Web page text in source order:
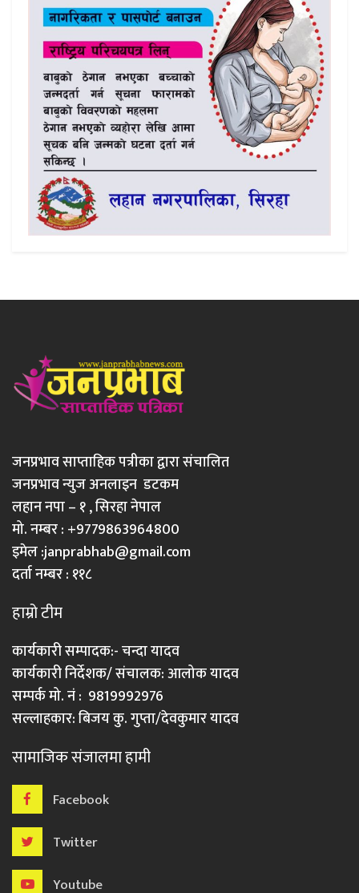
जनप्रभाव साप्ताहिक पत्रीका द्वारा संचालित
जनप्रभाव न्युज अनलाइन डटकम
लहान नपा – १ , सिरहा नेपाल
मो. नम्बर : +9779863964800
इमेल :janprabhab@gmail.com
दर्ता नम्बर : ११८
हाम्रो टीम
कार्यकारी सम्पादक:- चन्दा यादव
कार्यकारी निर्देशक/ संचालक: आलोक यादव
सम्पर्क मो. नं : 9819992976
सल्लाहकार: बिजय कु. गुप्ता/देवकुमार यादव
सामाजिक संजालमा हामी
Facebook
Twitter
Youtube